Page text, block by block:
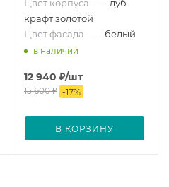
Цвет корпуса — дуб
крафт золотой
Цвет фасада — белый
в наличии
12 940 ₽/шт
15 600₽ -17%
В КОРЗИНУ